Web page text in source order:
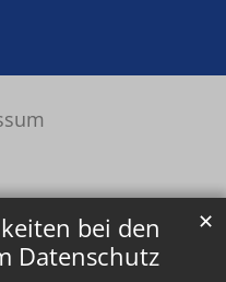
bei den
Datenschutz
✕